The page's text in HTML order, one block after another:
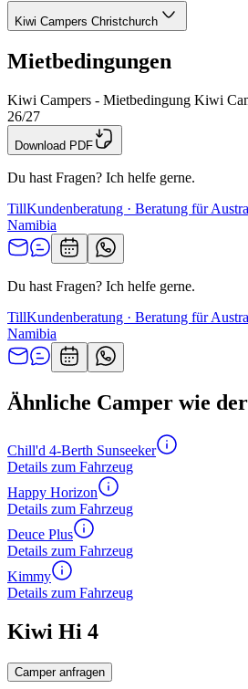
Kiwi Campers Christchurch
Mietbedingungen
Kiwi Campers - Mietbedingung Kiwi
26/27
Download PDF
Du hast Fragen? Ich helfe gerne.
TillKundenberatung · Beratung für
Namibia
Du hast Fragen? Ich helfe gerne.
TillKundenberatung · Beratung für
Namibia
Ähnliche Camper wie
Chill'd 4-Berth Sunseeker
Details zum Fahrzeug
Happy Horizon
Details zum Fahrzeug
Deuce Plus
Details zum Fahrzeug
Kimmy
Details zum Fahrzeug
Kiwi Hi 4
Camper anfragen